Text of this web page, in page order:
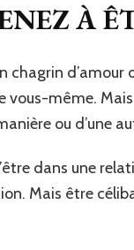
À
chagrin
vous-même.
ou d’une
dans une
Mais être